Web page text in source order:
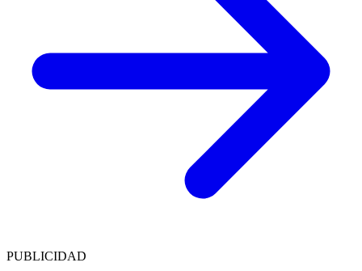
PUBLICIDAD